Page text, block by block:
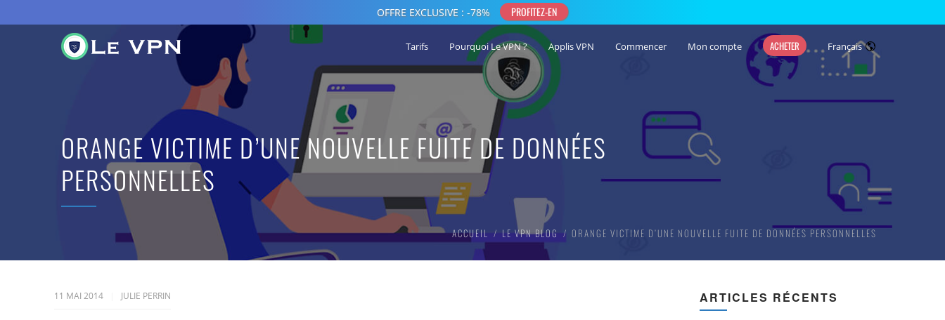
Tarifs Pourquoi Le VPN ? Applis VPN Commencer Mon compte ACHETER Français
ORANGE VICTIME D’UNE NOUVELLE FUITE DE DONNÉES
PERSONNELLES
ACCUEIL LE VPN BLOG ORANGE VICTIME D’UNE NOUVELLE FUITE DE DONNÉES PERSONNELLES
11 MAI 2014 JULIE PERRIN ARTICLES RÉCENTS